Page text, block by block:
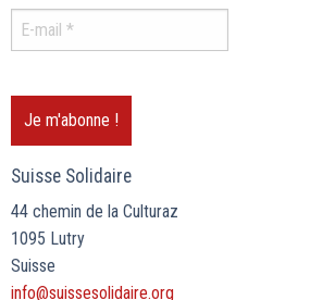
Suisse Solidaire
44 chemin de la Culturaz
1095 Lutry
Suisse
info@suissesolidaire.org